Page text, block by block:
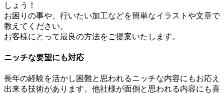
しょう！
お困りの事や、行いたい加工などを簡単なイラストや文章で
教えてください。
お客様にとって最良の方法をご提案いたします。
ニッチな要望にも対応
長年の経験を活かし困難と思われるニッチな内容にもお応え
出来る技術があります。他社様が面倒と思われる内容にも喜